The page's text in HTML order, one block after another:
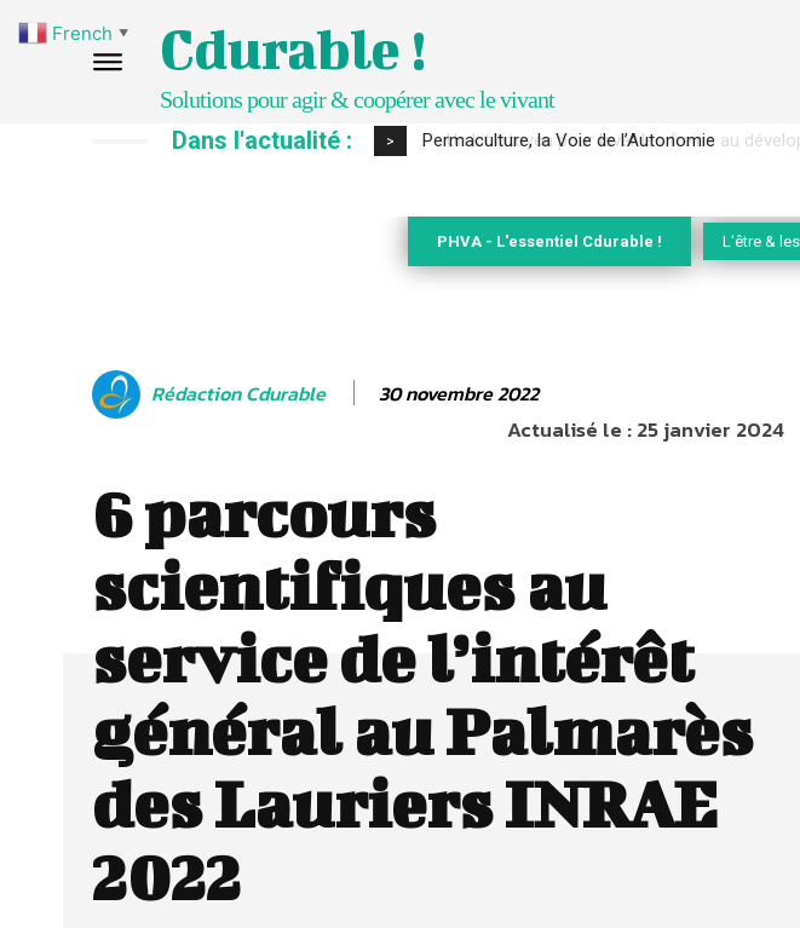
Cdurable !
Solutions pour agir & coopérer avec le vivant
Dans l'actualité : > Un kit citoyen pour lever les freins au
PHVA - L'essentiel Cdurable ! L'être &
Rédaction Cdurable 30 novembre 2022
Actualisé le :25 janvier 2024
6 parcours
scientifiques au
service de l’intérêt
général au Palmarès
des Lauriers INRAE
2022
French ▼